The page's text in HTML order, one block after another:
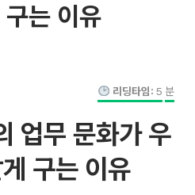
는 이유
리딩타임: 5 분
업무 문화가 우
구는 이유